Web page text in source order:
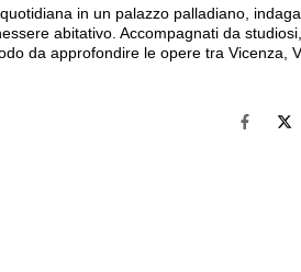
in un palazzo palladiano,
abitativo. Accompagnati da
da approfondire le opere tra Vicenza,